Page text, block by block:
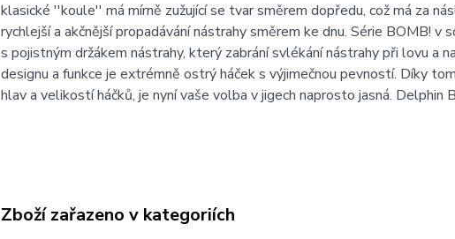
klasické ''koule'' má mírně zužující se tvar směrem dopředu, což má za
rychlejší a akčnější propadávání nástrahy směrem ke dnu. Série BOMB!
s pojistným držákem nástrahy, který zabrání svlékání nástrahy při lovu a
designu a funkce je extrémně ostrý háček s výjimečnou pevností. Díky
hlav a velikostí háčků, je nyní vaše volba v jigech naprosto jasná. Delphin
Zboží zařazeno v kategoriích